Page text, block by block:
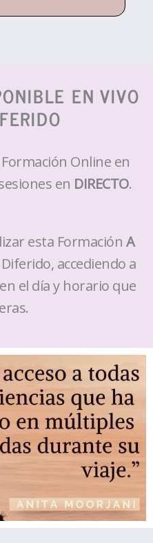
EN VIVO
Online en
en DIRECTO.
esta Formación A
accediendo a
el día y horario que